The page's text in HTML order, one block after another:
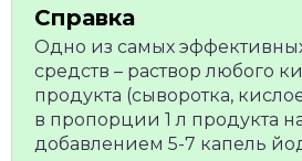
Одно из самых
средств – раствор любого
продукта (сыворотка,
в пропорции 1 л продукта
добавлением 5-7 капель